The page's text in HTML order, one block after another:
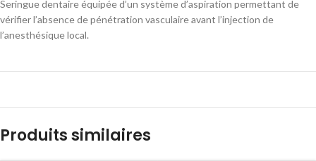
Seringue dentaire équipée d’un système d’aspiration permettant de
vérifier l’absence de pénétration vasculaire avant l’injection de
l’anesthésique local.
Produits similaires